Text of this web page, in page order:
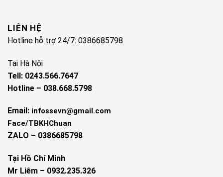
LIÊN HỆ
Hotline hỗ trợ 24/7: 0386685798
Tại Hà Nội
Tell: 0243.566.7647
Hotline – 038.668.5798
Email: infossevn@gmail.com
Face/TBKHChuan
ZALO – 0386685798
Tại Hồ Chí Minh
Mr Liêm – 0932.235.326